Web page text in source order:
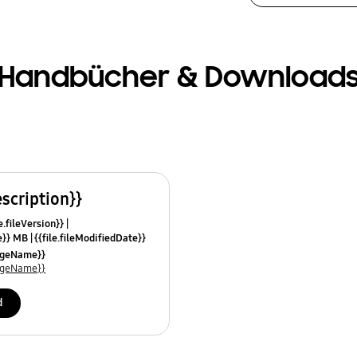
&
MB {{file.fileModifiedDate}}